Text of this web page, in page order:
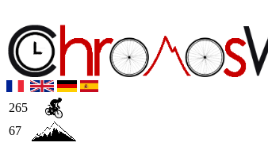
265
67